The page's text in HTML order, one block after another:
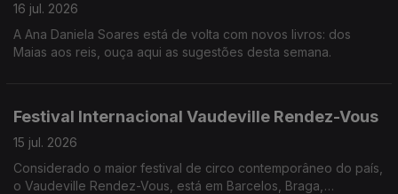
16 jul. 2026
A Ana Daniela Soares está de volta com novos livros: dos
Maias aos reis, ouça aqui as sugestões desta semana.
Festival Internacional Vaudeville Rendez-Vous
15 jul. 2026
Considerado o maior festival de circo contemporâneo do país,
o Vaudeville Rendez-Vous, está em Barcelos, Braga,